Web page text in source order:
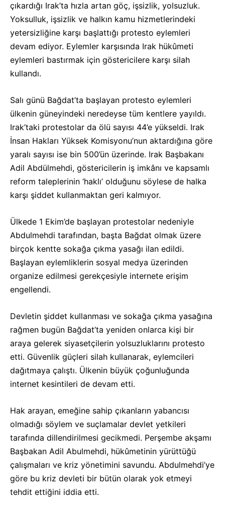
çıkardığı Irak’ta hızla artan göç, işsizlik, yolsuzluk.
Yoksulluk, işsizlik ve halkın kamu hizmetlerindeki
yetersizliğine karşı başlattığı protesto eylemleri
devam ediyor. Eylemler karşısında Irak hükûmeti
eylemleri bastırmak için göstericilere karşı silah
kullandı.
Salı günü Bağdat’ta başlayan protesto eylemleri
ülkenin güneyindeki neredeyse tüm kentlere yayıldı.
Irak’taki protestolar da ölü sayısı 44’e yükseldi. Irak
İnsan Hakları Yüksek Komisyonu’nun aktardığına göre
yaralı sayısı ise bin 500’ün üzerinde. Irak Başbakanı
Adil Abdülmehdi, göstericilerin iş imkânı ve kapsamlı
reform taleplerinin ‘haklı’ olduğunu söylese de halka
karşı şiddet kullanmaktan geri kalmıyor.
Ülkede 1 Ekim’de başlayan protestolar nedeniyle
Abdulmehdi tarafından, başta Bağdat olmak üzere
birçok kentte sokağa çıkma yasağı ilan edildi.
Başlayan eylemliklerin sosyal medya üzerinden
organize edilmesi gerekçesiyle internete erişim
engellendi.
Devletin şiddet kullanması ve sokağa çıkma yasağına
rağmen bugün Bağdat’ta yeniden onlarca kişi bir
araya gelerek siyasetçilerin yolsuzluklarını protesto
etti. Güvenlik güçleri silah kullanarak, eylemcileri
dağıtmaya çalıştı. Ülkenin büyük çoğunluğunda
internet kesintileri de devam etti.
Hak arayan, emeğine sahip çıkanların yabancısı
olmadığı söylem ve suçlamalar devlet yetkileri
tarafında dillendirilmesi gecikmedi. Perşembe akşamı
Başbakan Adil Abulmehdi, hükûmetinin yürüttüğü
çalışmaları ve kriz yönetimini savundu. Abdulmehdi’ye
göre bu kriz devleti bir bütün olarak yok etmeyi
tehdit ettiğini iddia etti.